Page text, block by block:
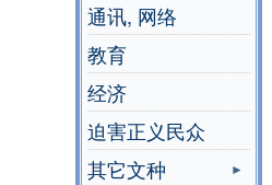
通讯, 网络
教育
经济
迫害正义民众
其它文种